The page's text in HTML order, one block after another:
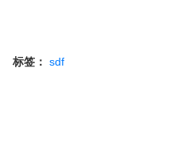
标签： sdf